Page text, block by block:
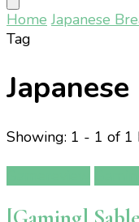
Home Japanese
Tag
Showing: 1 - 1 of 1